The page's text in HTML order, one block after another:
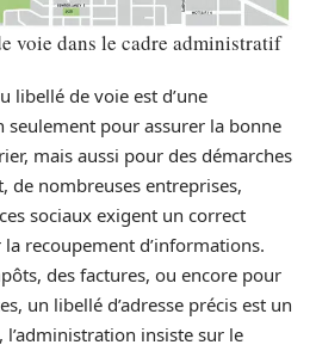
voie dans le cadre administratif
libellé de voie est d’une
seulement pour assurer la bonne
mais aussi pour des démarches
de nombreuses entreprises,
sociaux exigent un correct
recoupement d’informations.
des factures, ou encore pour
un libellé d’adresse précis est un
l’administration insiste sur le